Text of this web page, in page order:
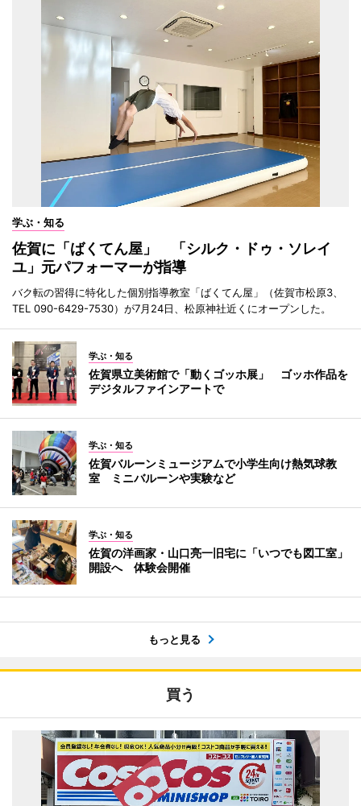
学ぶ・知る
佐賀に「ばくてん屋」 「シルク・ドゥ・ソレイ
ユ」元パフォーマーが指導
バク転の習得に特化した個別指導教室「ばくてん屋」（佐賀市松原3、
TEL 090-6429-7530）が7月24日、松原神社近くにオープンした。
学ぶ・知る
佐賀県立美術館で「動くゴッホ展」 ゴッホ作品を
デジタルファインアートで
学ぶ・知る
佐賀バルーンミュージアムで小学生向け熱気球教
室 ミニバルーンや実験など
学ぶ・知る
佐賀の洋画家・山口亮一旧宅に「いつでも図工室」
開設へ 体験会開催
もっと見る
買う